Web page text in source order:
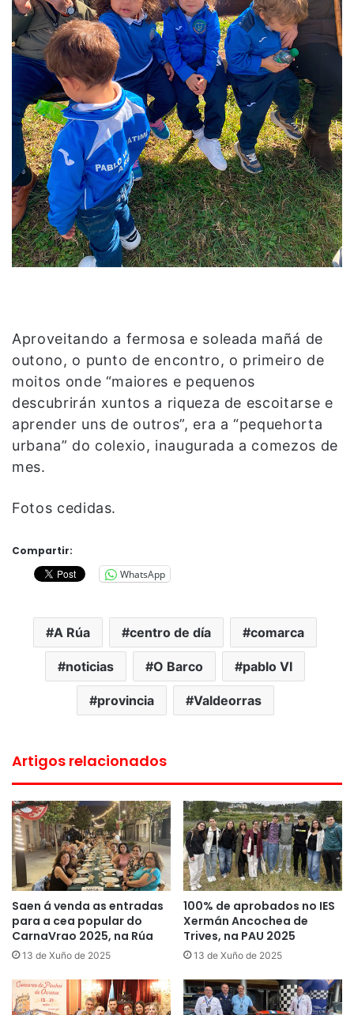
Aproveitando a fermosa e soleada mañá de
outono, o punto de encontro, o primeiro de
moitos onde “maiores e pequenos
descubrirán xuntos a riqueza de escoitarse e
aprender uns de outros”, era a “pequehorta
urbana” do colexio, inaugurada a comezos de
mes.
Fotos cedidas.
Compartir:
WhatsApp
A Rúa centro de día comarca
noticias O Barco pablo VI
provincia Valdeorras
Artigos relacionados
Saen á venda as entradas
para a cea popular do
CarnaVrao 2025, na Rúa
13 de Xuño de 2025
100% de aprobados no IES
Xermán Ancochea de
Trives, na PAU 2025
13 de Xuño de 2025